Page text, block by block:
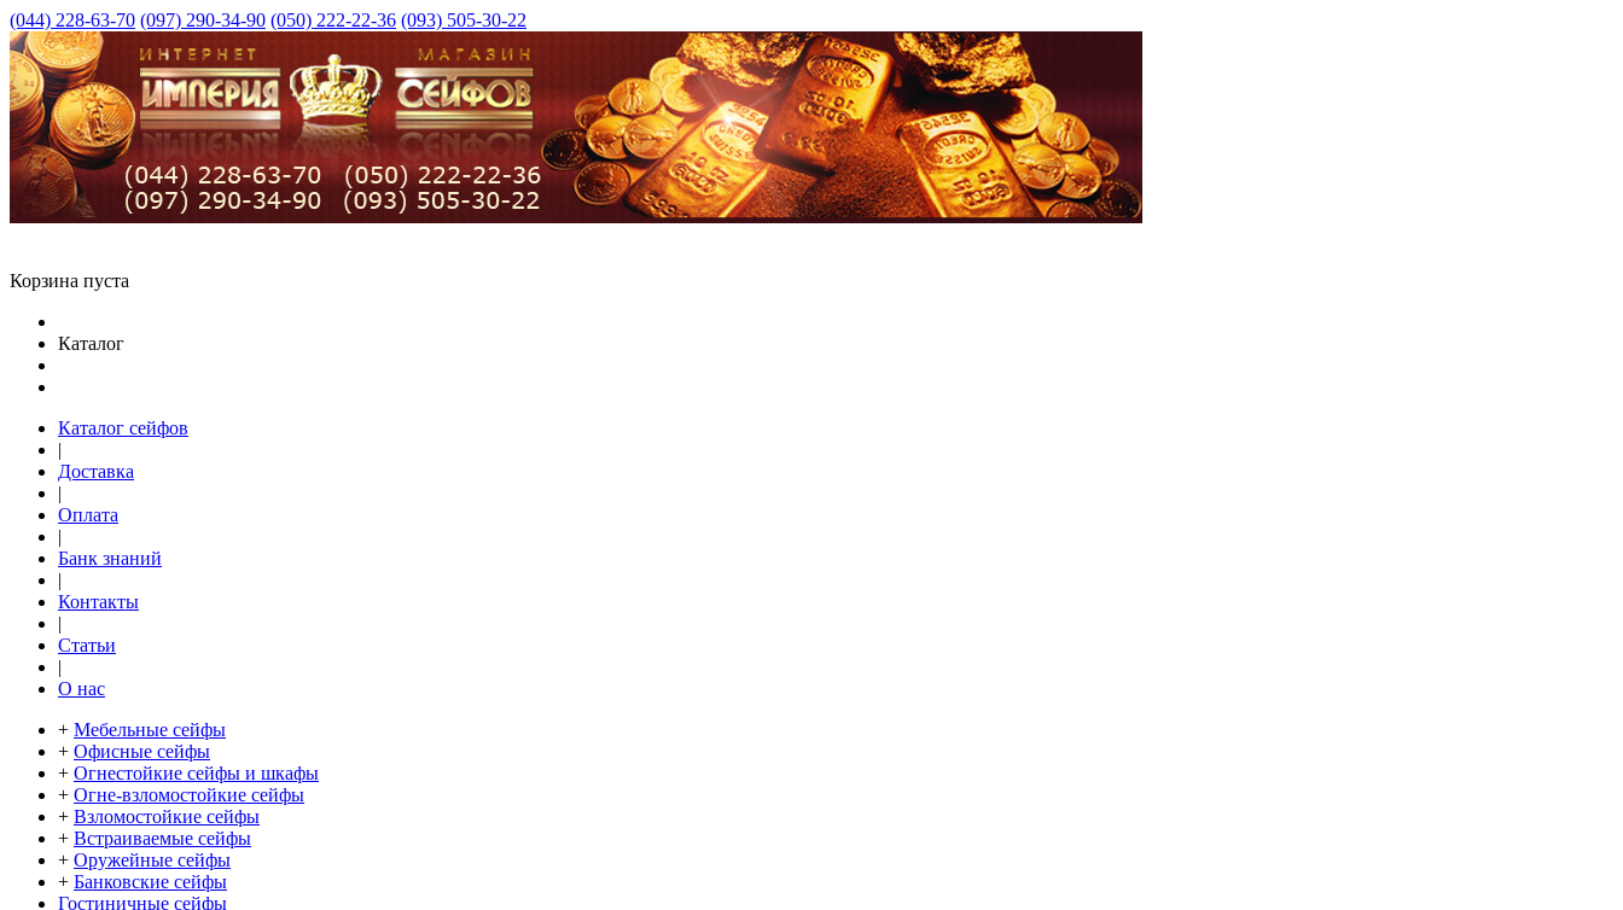
(044) 228-63-70 (097) 290-34-90 (050) 222-22-36 (093) 505-30-22
Корзина пуста
Каталог
Каталог сейфов
|
Доставка
|
Оплата
|
Банк знаний
|
Контакты
|
Статьи
|
О нас
+ Мебельные сейфы
+ Офисные сейфы
+ Огнестойкие сейфы и шкафы
+ Огне-взломостойкие сейфы
+ Взломостойкие сейфы
+ Встраиваемые сейфы
+ Оружейные сейфы
+ Банковские сейфы
Гостиничные сейфы